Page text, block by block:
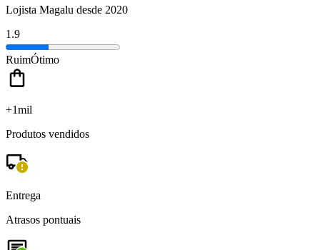
Lojista Magalu desde 2020
1.9
RuimÓtimo
+1mil
Produtos vendidos
Entrega
Atrasos pontuais